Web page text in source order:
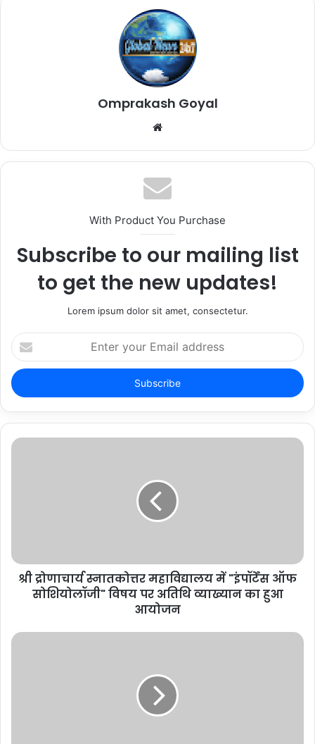
Omprakash Goyal
Website
With Product You Purchase
Subscribe to our mailing list
to get the new updates!
Lorem ipsum dolor sit amet, consectetur.
Enter
your
Email
address
श्री द्रोणाचार्य स्नातकोत्तर महाविद्यालय में "इंपॉर्टेंस ऑफ
सोशियोलॉजी" विषय पर अतिथि व्याख्यान का हुआ
आयोजन